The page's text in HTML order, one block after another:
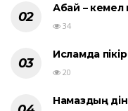
Абай – кемел
34
Исламда
20
Намаздың